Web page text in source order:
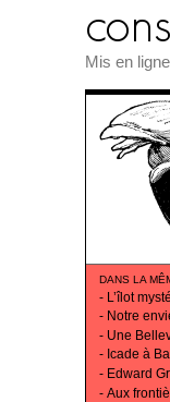
Mis en
DANS LA
- L’îlot
- Notre
- Une
- Icade à
- Edward
- Aux